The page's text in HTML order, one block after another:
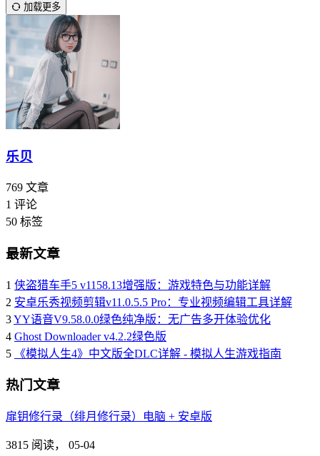
加载更多
乐贝
769 文章
1 评论
50 标签
最新文章
1 侠盗猎车手5 v1158.13增强版：游戏特色与功能详解
2 安卓乐秀视频剪辑v11.0.5.5 Pro：专业视频编辑工具详解
3YY语音V9.58.0.0绿色纯净版：无广告多开体验优化
4 Ghost Downloader v4.2.2绿色版
5
《模拟人生4》中文版全DLC详解 - 模拟人生游戏指南
热门文章
扉钥修行录（绯月修行录）电脑 + 安卓版
3815 阅读， 05-04